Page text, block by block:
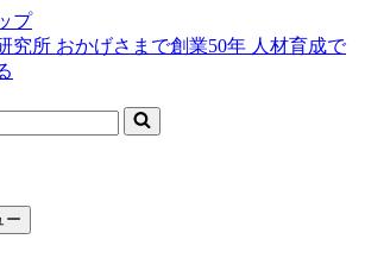
プ
究所 おかげさまで創業50年 人材育成で
ー